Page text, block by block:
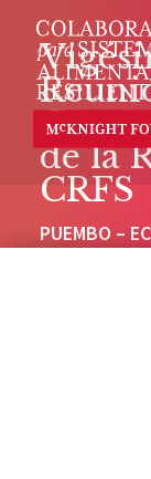
de la
CRFS
PUEMBO –